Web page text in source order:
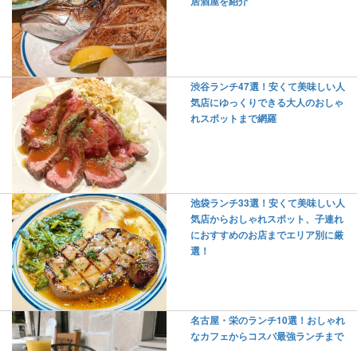
渋谷ランチ47選！安くて美味しい人
気店にゆっくりできる大人のおしゃ
れスポットまで網羅
池袋ランチ33選！安くて美味しい人
気店からおしゃれスポット、子連れ
におすすめのお店までエリア別に厳
選！
名古屋・栄のランチ10選！おしゃれ
なカフェからコスパ最強ランチまで